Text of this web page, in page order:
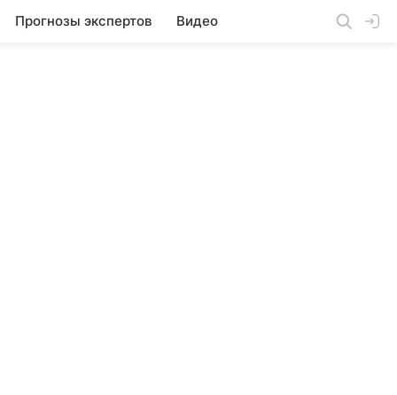
Прогнозы экспертов Видео